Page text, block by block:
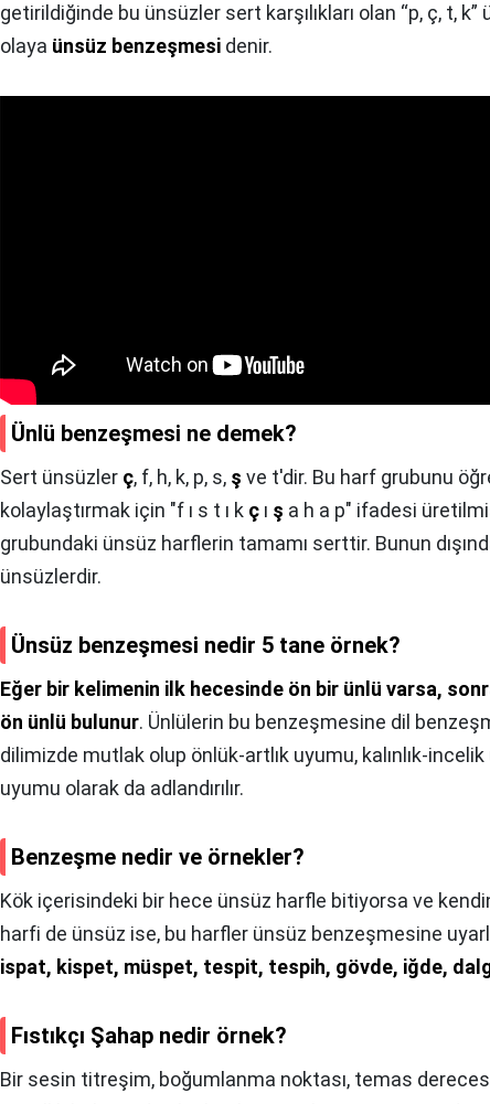
getirildiğinde bu ünsüzler sert karşılıkları olan “p, ç, t,
olaya ünsüz benzeşmesi denir.
Ünlü benzeşmesi ne demek?
Sert ünsüzler ç, f, h, k, p, s, ş ve t'dir. Bu harf grubunu
kolaylaştırmak için "f ı s t ı k ç ı ş a h a p" ifadesi
grubundaki ünsüz harflerin tamamı serttir. Bunun
ünsüzlerdir.
Ünsüz benzeşmesi nedir 5 tane örnek?
Eğer bir kelimenin ilk hecesinde ön bir ünlü varsa,
ön ünlü bulunur. Ünlülerin bu benzeşmesine dil
dilimizde mutlak olup önlük-artlık uyumu, kalınlık-
uyumu olarak da adlandırılır.
Benzeşme nedir ve örnekler?
Kök içerisindeki bir hece ünsüz harfle bitiyorsa ve
harfi de ünsüz ise, bu harfler ünsüz benzeşmesine
ispat, kispet, müspet, tespit, tespih, gövde, iğde,
Fıstıkçı Şahap nedir örnek?
Bir sesin titreşim, boğumlanma noktası, temas